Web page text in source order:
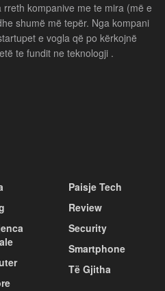
kompanive me te mira (më e
shumë më tepër. Nga kompani
e vogla që po kërkojnë
te fundit ne teknologji .
Paisje Tech
Review
Security
Smartphone
Të Gjitha